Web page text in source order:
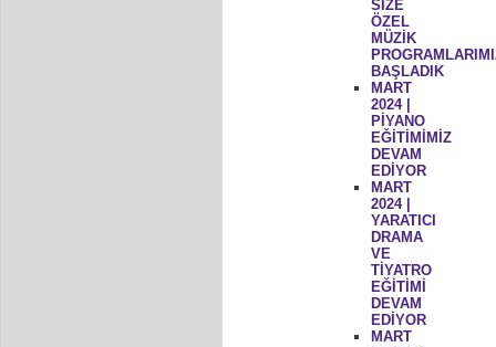
SİZE
ÖZEL
MÜZİK
BAŞLADIK
MART
2024 |
PİYANO
EĞİTİMİMİZ
DEVAM
EDİYOR
MART
2024 |
YARATICI
DRAMA
VE
TİYATRO
EĞİTİMİ
DEVAM
EDİYOR
MART